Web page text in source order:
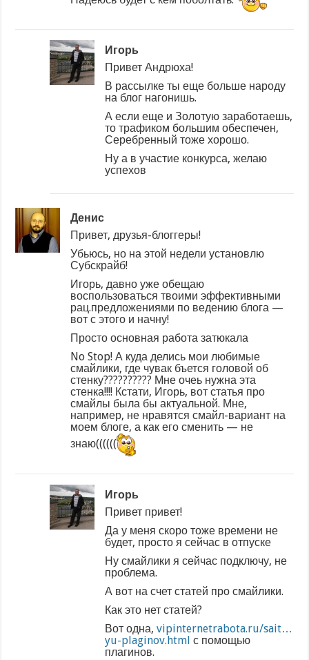
Игорь
Привет Андрюха!
В рассылке ты еще больше народу
на блог нагонишь.
А если еще и Золотую заработаешь,
то трафиком большим обеспечен,
Серебренный тоже хорошо.
Ну а в участие конкурса, желаю
успехов
Денис
Привет, друзья-блоггеры!
Убьюсь, но на этой недели установлю
Субскрайб!
Игорь, давно уже обещаю
воспользоваться твоими эффективными
рац.предложениями по ведению блога —
вот с этого и начну!
Просто основная работа затюкала
No Stop! А куда делись мои любимые
смайлики, где чувак бъется головой об
стенку?????????? Мне очеь нужна эта
стенка!!!! Кстати, Игорь, вот статья про
смайлы была бы актуальной. Мне,
например, не нравятся смайл-вариант на
моем блоге, а как его сменить — не
знаю((((((
Игорь
Привет привет!
Да у меня скоро тоже времени не
будет, просто я сейчас в отпуске
Ну смайлики я сейчас подключу, не
проблема.
А вот на счет статей про смайлики.
Как это нет статей?
Вот одна,vipinternetrabota.ru/sait…
yu-plaginov.html с помощью
плагинов.